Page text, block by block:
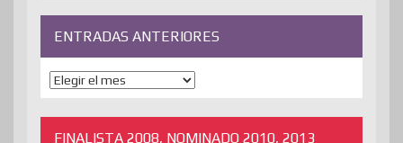
ENTRADAS ANTERIORES
ENTRADAS
ANTERIORES
FINALISTA 2008, NOMINADO 2010, 2013